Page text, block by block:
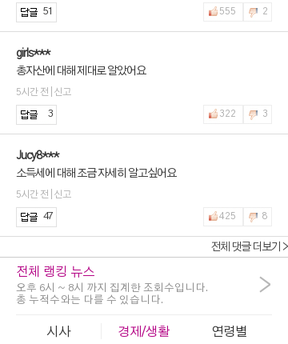
51 555 2
girls***
총자산에 대해 제대로 알았어요
5시간 전 | 신고
3 322 3
Jucy8***
소득세에 대해 조금 자세히 알고싶어요
5시간 전 | 신고
47 425 8
전체 댓글 더보기 >
전체 랭킹 뉴스
오후 6시 ~ 8시 까지 집계한 조회수입니다.
총 누적수와는 다를 수 있습니다.
>
시사 경제/생활 연령별